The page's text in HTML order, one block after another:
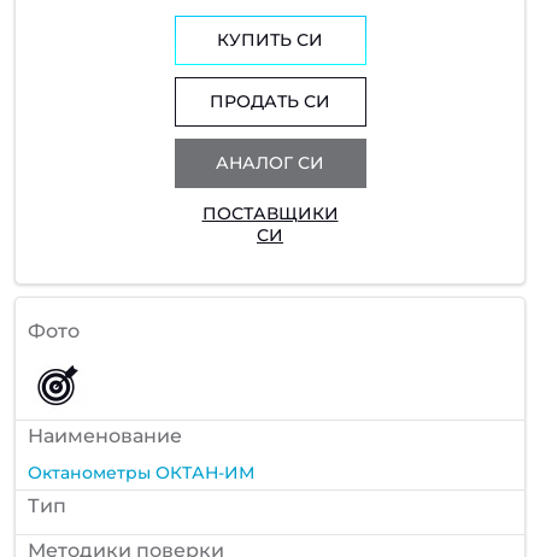
КУПИТЬ СИ
ПРОДАТЬ СИ
АНАЛОГ СИ
ПОСТАВЩИКИ
СИ
Фото
Наименование
Октанометры ОКТАН-ИМ
Тип
Методики поверки